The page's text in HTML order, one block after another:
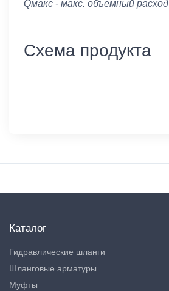
Qмакс - макс. объемный расход
Схема продукта
Каталог
Гидравлические шланги
Шланговые арматуры
Муфты